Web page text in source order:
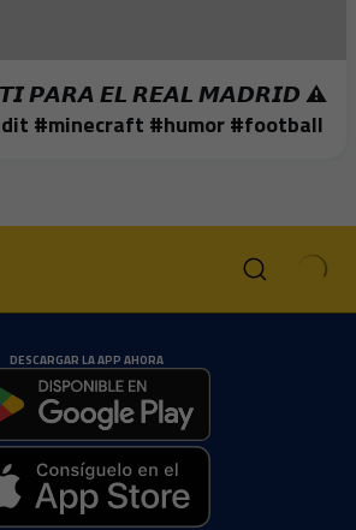
𝙋𝘼𝙍𝘼 𝙀𝙇 𝙍𝙀𝘼𝙇 𝙈𝘼𝘿𝙍𝙄𝘿 ⚠️
#futbol #edit #minecraft #humor #football
DESCARGAR LA APP AHORA